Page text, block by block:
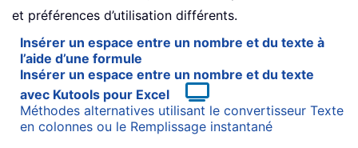
et préférences d’utilisation différents.
Insérer un espace entre un nombre et du texte à
l’aide d’une formule
Insérer un espace entre un nombre et du texte
avec Kutools pour Excel
Méthodes alternatives utilisant le convertisseur Texte
en colonnes ou le Remplissage instantané